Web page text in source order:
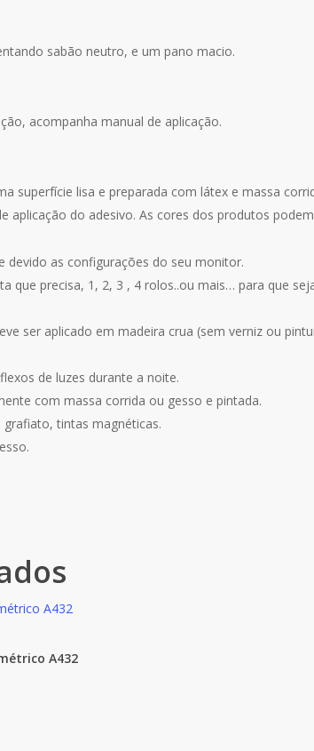
sabão neutro, e um pano macio.
acompanha manual de aplicação.
superfície lisa e preparada com látex e massa
aplicação do adesivo. As cores dos produtos
devido as configurações do seu monitor.
que precisa, 1, 2, 3 , 4 rolos..ou mais… para que
ser aplicado em madeira crua (sem verniz ou
de luzes durante a noite.
com massa corrida ou gesso e pintada.
tintas magnéticas.
A432